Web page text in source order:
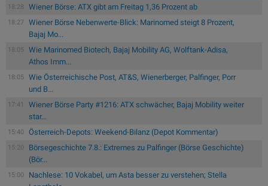
18:28 Wiener Börse: ATX gibt am Freitag 1,36 Prozent ab
18:27
Wiener Börse Nebenwerte-Blick: Marinomed steigt 8 Prozent,
Bajaj Mo...
18:05
Wie Marinomed Biotech, Bajaj Mobility AG, Wolftank-Adisa,
Athos Imm...
18:05
Wie Österreichische Post, AT&S, Wienerberger, Palfinger, Porr
und B...
17:41
Wiener Börse Party #1216: ATX schwächer, Bajaj Mobility weiter
star...
15:40 Österreich-Depots: Weekend-Bilanz (Depot Kommentar)
15:20
Börsegeschichte 7.8.: Extremes zu Palfinger (Börse Geschichte)
(Bör...
15:00
Nachlese: 10 Vokabel, um Asta besser zu verstehen; Stella